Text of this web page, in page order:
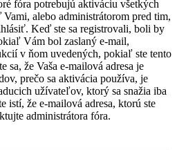
fóra potrebujú aktiváciu všetkých
alebo administrátorom pred tim,
Keď ste sa registrovali, boli by
Vám bol zaslaný e-mail,
v ňom uvedených, pokiaľ ste tento
sa, že Vaša e-mailová adresa je
prečo sa aktivácia používa, je
užívateľov, ktorý sa snažia iba
istí, že e-mailová adresa, ktorú ste
administrátora fóra.